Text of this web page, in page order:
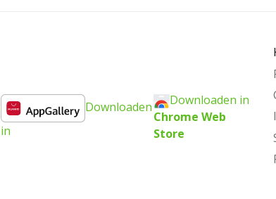
Downloaden
in
Downloaden in
Chrome Web
Store